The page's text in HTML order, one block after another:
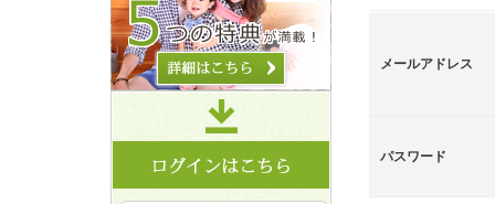
メールアドレス
パスワード